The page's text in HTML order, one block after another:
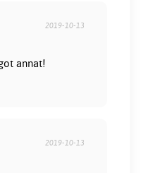
2019-10-13
annat!
2019-10-13